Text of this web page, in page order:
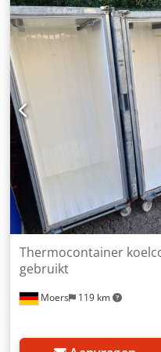
omdat ze vastliepen.
prijs van het apparaat. Wij
(van toepassing op het
Moers 119 km
Thermocontainer
gebruikt